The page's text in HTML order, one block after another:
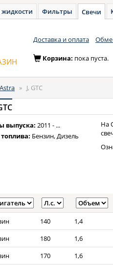
Фильтры Свечи
Доставка и оплата
Корзина: пока пуста.
Astra » J, GTC
выпуска: 2011 - ...
Бензин, Дизель
На
140
1,4
180
1,6
170
1,6